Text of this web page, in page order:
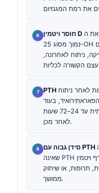
חוסר ויטמין D
נמוך מסוג 25-OH עם PTH נמוך אמור להוביל לבדיקה
ניתוח לאחרונה,
לאחר ניתוח
בעוד
שהסידן עשוי לא להגיע לתחתית עד 24–72 שעות
לאחר מכן.
שאינה PTH להיפרקלצמיה, כגון עודף ויטמין D,
תרופות, או שיתוק
ממושך.